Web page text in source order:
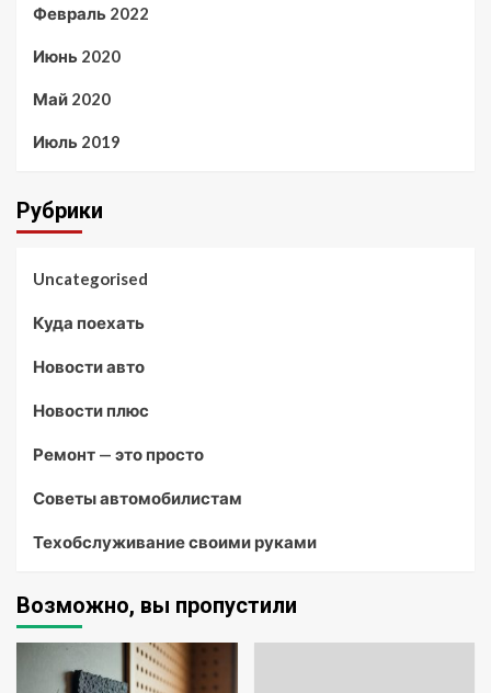
Февраль 2022
Июнь 2020
Май 2020
Июль 2019
Рубрики
Uncategorised
Куда поехать
Новости авто
Новости плюс
Ремонт — это просто
Советы автомобилистам
Техобслуживание своими руками
Возможно, вы пропустили